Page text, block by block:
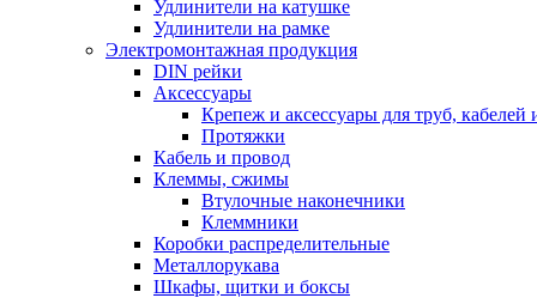
Удлинители на катушке
Удлинители на рамке
Электромонтажная продукция
DIN рейки
Аксессуары
Крепеж и аксессуары для труб, кабелей
Протяжки
Кабель и провод
Клеммы, сжимы
Втулочные наконечники
Клеммники
Коробки распределительные
Металлорукава
Шкафы, щитки и боксы